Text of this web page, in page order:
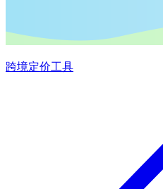
跨境定价工具